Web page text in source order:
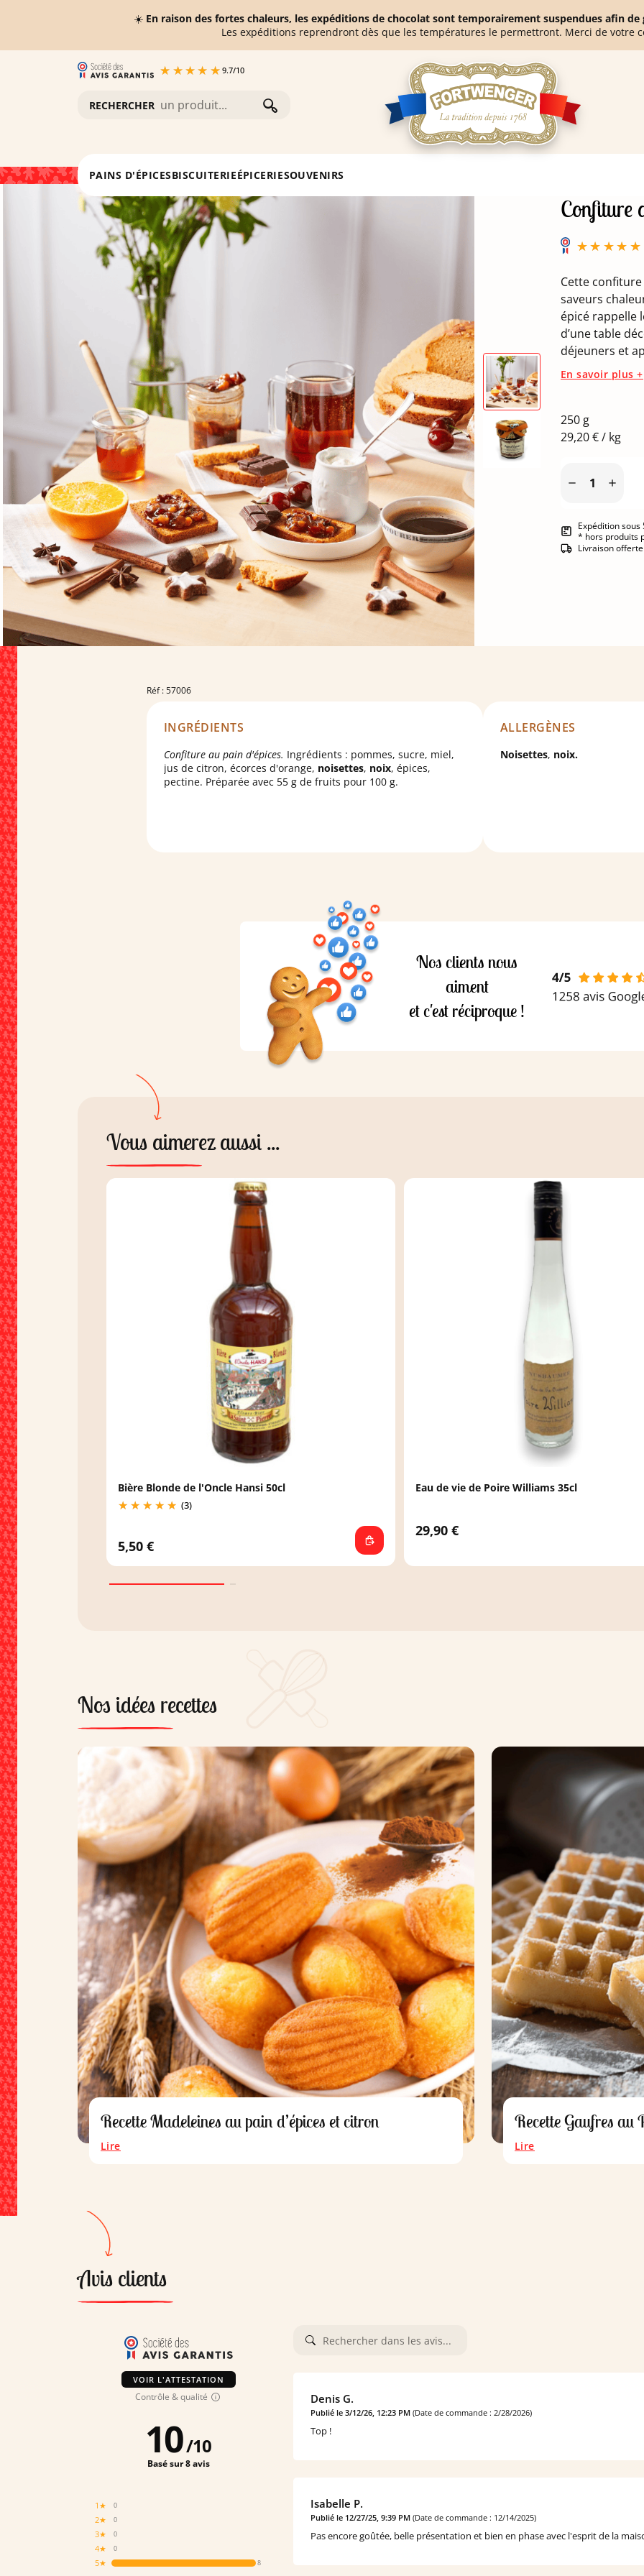
☀️ En raison des fortes chaleurs, les expéditions de chocolat sont temporairement suspendues afin
Les expéditions reprendront dès que les températures le permettront. Merci de votre
RECHERCHER
PAINS D'ÉPICESBISCUITERIEÉPICERIESOUVENIRS
Confiture
Cette confiture
saveurs
épicé rappelle
d’une table
déjeuners et
En savoir plus +
250 g
29,20 € / kg
 
Expédition
* hors produits
Livraison
Réf : 57006
INGRÉDIENTS
Confiture au pain d'épices. Ingrédients : pommes, sucre, miel,
jus de citron, écorces d'orange, noisettes, noix, épices,
pectine. Préparée avec 55 g de fruits pour 100 g.
ALLERGÈNES
Noisettes, noix.
Nos clients nous
aiment
et c'est réciproque !
Vous aimerez aussi ...
Bière Blonde de l'Oncle Hansi 50cl
(3)
5,50 €
Eau de vie de Poire Williams 35cl
29,90 €
Nos idées recettes
Recette Madeleines au pain d’épices et citron
Lire
Recette Gaufres au
Lire
Avis clients
VOIR L'ATTESTATION
Contrôle & qualité
0
1★
0
2★
0
3★
0
4★
8
5★
10/10
Basé sur 8 avis
Denis G.
Publié le 3/12/26, 12:23 PM (Date de commande : 2/28/2026)
Top !
Isabelle P.
Publié le 12/27/25, 9:39 PM (Date de commande : 12/14/2025)
Pas encore goûtée, belle présentation et bien en phase avec l'esprit de la